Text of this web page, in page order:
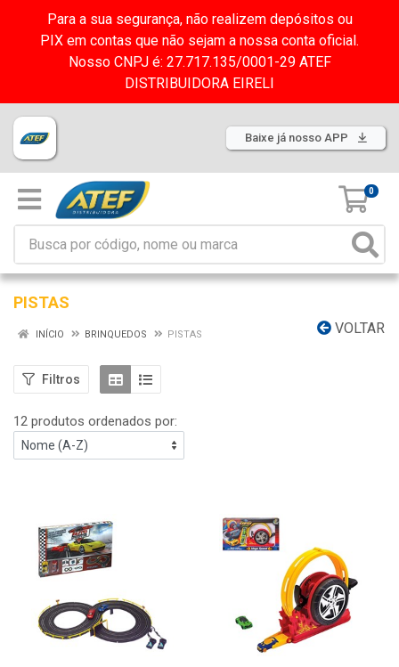
Para a sua segurança, não realizem depósitos ou
PIX em contas que não sejam a nossa conta oficial.
Nosso CNPJ é: 27.717.135/0001-29 ATEF
DISTRIBUIDORA EIRELI
Baixe já nosso APP
0
PISTAS
VOLTAR
INÍCIO BRINQUEDOS PISTAS
Filtros
12 produtos ordenados por: